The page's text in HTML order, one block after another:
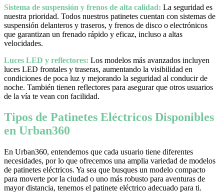
Sistema de suspensión y frenos de alta calidad: La seguridad es
nuestra prioridad. Todos nuestros patinetes cuentan con sistemas de
suspensión delanteros y traseros, y frenos de disco o electrónicos
que garantizan un frenado rápido y eficaz, incluso a altas
velocidades.
Luces LED y reflectores: Los modelos más avanzados incluyen
luces LED frontales y traseras, aumentando la visibilidad en
condiciones de poca luz y mejorando la seguridad al conducir de
noche. También tienen reflectores para asegurar que otros usuarios
de la vía te vean con facilidad.
Tipos de Patinetes Eléctricos Disponibles
en Urban360
En Urban360, entendemos que cada usuario tiene diferentes
necesidades, por lo que ofrecemos una amplia variedad de modelos
de patinetes eléctricos. Ya sea que busques un modelo compacto
para moverte por la ciudad o uno más robusto para aventuras de
mayor distancia, tenemos el patinete eléctrico adecuado para ti.